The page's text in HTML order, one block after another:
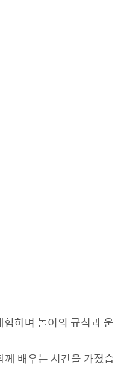
하며 놀이의 규칙과 운
배우는 시간을 가졌습